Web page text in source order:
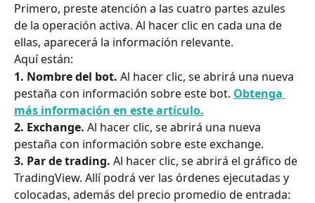
Primero, preste atención a las cuatro partes azules
de la operación activa. Al hacer clic en cada una de
ellas, aparecerá la información relevante.
Aquí están:
1. Nombre del bot. Al hacer clic, se abrirá una nueva
pestaña con información sobre este bot. Obtenga
más información en este artículo.
2. Exchange. Al hacer clic, se abrirá una nueva
pestaña con información sobre este exchange.
3. Par de trading. Al hacer clic, se abrirá el gráfico de
TradingView. Allí podrá ver las órdenes ejecutadas y
colocadas, además del precio promedio de entrada: